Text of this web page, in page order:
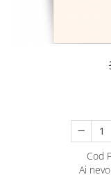
Publicistica /
Sociologie si filozofie
Cod
Ai